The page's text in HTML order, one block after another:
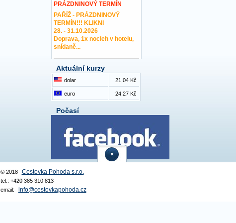
PRÁZDNINOVÝ TERMÍN
PAŘÍŽ - PRÁZDNINOVÝ
TERMÍN!!! KLIKNI
28. - 31.10.2026
Doprava, 1x nocleh v hotelu,
snídaně...
Aktuální kurzy
dolar 21,04 Kč
euro 24,27 Kč
Počasí
© 2018 Cestovka Pohoda s.r.o.
tel.: +420 385 310 813
email:
info@cestovkapohoda.cz